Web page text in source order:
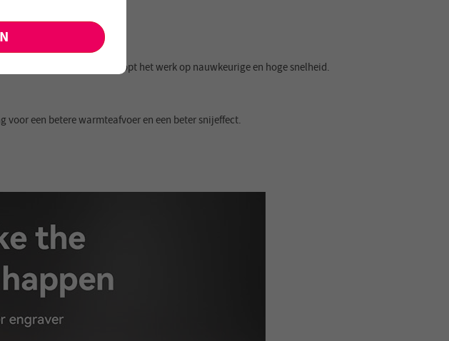
alarm geactiveerd en stopt het werk op nauwkeurige en hoge snelheid.
een betere warmteafvoer en een beter snijeffect.